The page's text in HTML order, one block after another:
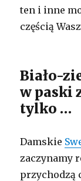
ten i inne
częścią
Biało-
w paski
tylko …
Damskie
zaczynamy
przychodzą